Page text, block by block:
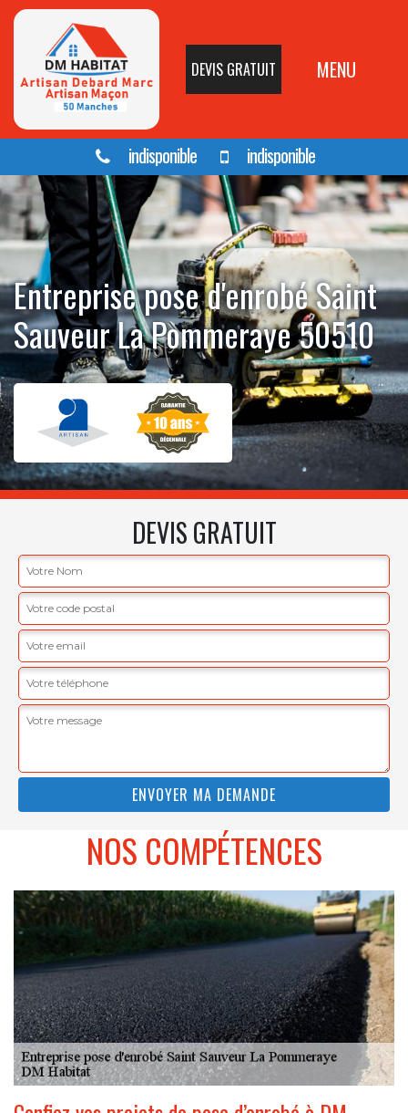
DEVIS GRATUIT MENU
indisponible indisponible
Entreprise pose d'enrobé Saint
Sauveur La Pommeraye 50510
DEVIS GRATUIT
NOS COMPÉTENCES